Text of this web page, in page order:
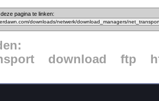
pagina te linken:
download ftp